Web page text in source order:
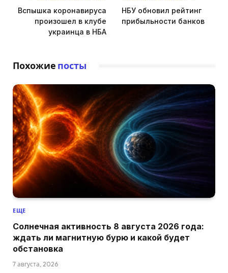
Вспышка коронавируса
произошел в клубе
украинца в НБА
НБУ обновил рейтинг
прибыльности банков
Похожие посты
ЕЩЕ
Солнечная активность 8 августа 2026 года:
ждать ли магнитную бурю и какой будет
обстановка
7 августа, 2026